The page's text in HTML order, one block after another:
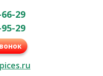
29
29